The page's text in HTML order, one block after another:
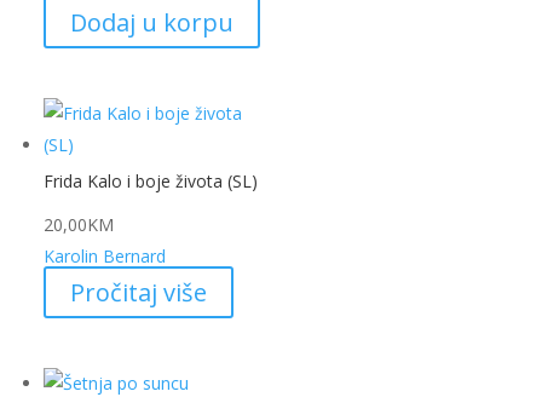
Dodaj u korpu
Frida Kalo i boje života (SL)
20,00KM
Karolin Bernard
Pročitaj više